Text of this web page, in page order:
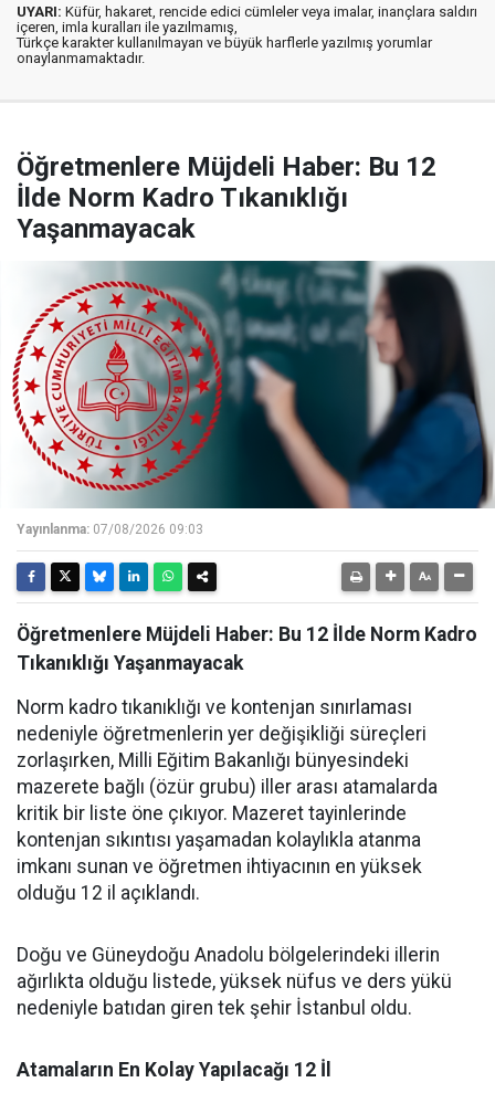
UYARI: Küfür, hakaret, rencide edici cümleler veya imalar, inançlara saldırı
içeren, imla kuralları ile yazılmamış,
Türkçe karakter kullanılmayan ve büyük harflerle yazılmış yorumlar
onaylanmamaktadır.
Öğretmenlere Müjdeli Haber: Bu 12
İlde Norm Kadro Tıkanıklığı
Yaşanmayacak
Yayınlanma: 07/08/2026 09:03
Öğretmenlere Müjdeli Haber: Bu 12 İlde Norm Kadro
Tıkanıklığı Yaşanmayacak
Norm kadro tıkanıklığı ve kontenjan sınırlaması
nedeniyle öğretmenlerin yer değişikliği süreçleri
zorlaşırken, Milli Eğitim Bakanlığı bünyesindeki
mazerete bağlı (özür grubu) iller arası atamalarda
kritik bir liste öne çıkıyor. Mazeret tayinlerinde
kontenjan sıkıntısı yaşamadan kolaylıkla atanma
imkanı sunan ve öğretmen ihtiyacının en yüksek
olduğu 12 il açıklandı.
Doğu ve Güneydoğu Anadolu bölgelerindeki illerin
ağırlıkta olduğu listede, yüksek nüfus ve ders yükü
nedeniyle batıdan giren tek şehir İstanbul oldu.
Atamaların En Kolay Yapılacağı 12 İl